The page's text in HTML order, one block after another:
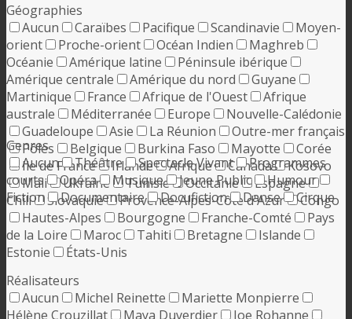
Géographies
Aucun
Caraïbes Pacifique Scandinavie
Moyen-
orient
Proche-orient Océan Indien
Maghreb
Océanie
Amérique latine
Péninsule ibérique
Amérique centrale
Amérique du nord
Guyane
Martinique
France Afrique de l'Ouest
Afrique
australe
Méditerranée Europe
Nouvelle-Calédonie
Guadeloupe
Asie La Réunion
Outre-mer français
Pôles
Belgique Burkina Faso Mayotte
Corée
Ile de France
Irlande Afrique Canada
Kosovo
Mali
Ukraine Tunisie Occitanie
Espagne
Chili
Slovaquie Provence-Alpes-Côte d'Azur
Congo
Hautes-Alpes
Bourgogne Franche-Comté
Pays
de la Loire
Maroc Tahiti Bretagne
Islande
Estonie
États-Unis
Genres
Aucun
Théâtre Spectacle Vivant
Programmes
courts
Opéra Musique Jeune Public
Humour
Fiction
Documentaire Docufiction Danse Cirque
Réalisateurs
Aucun
Michel Reinette
Mariette Monpierre
Hélène Crouzillat
Maya Duverdier
Joe Rohanne